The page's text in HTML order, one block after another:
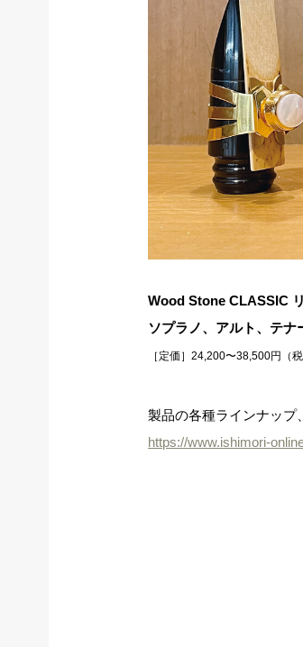
Wood Stone CLASSIC
ソプラノ、アルト、テナ
［定価］24,200〜38,500円（税
製品の各種ラインナップ
https://www.ishimori-